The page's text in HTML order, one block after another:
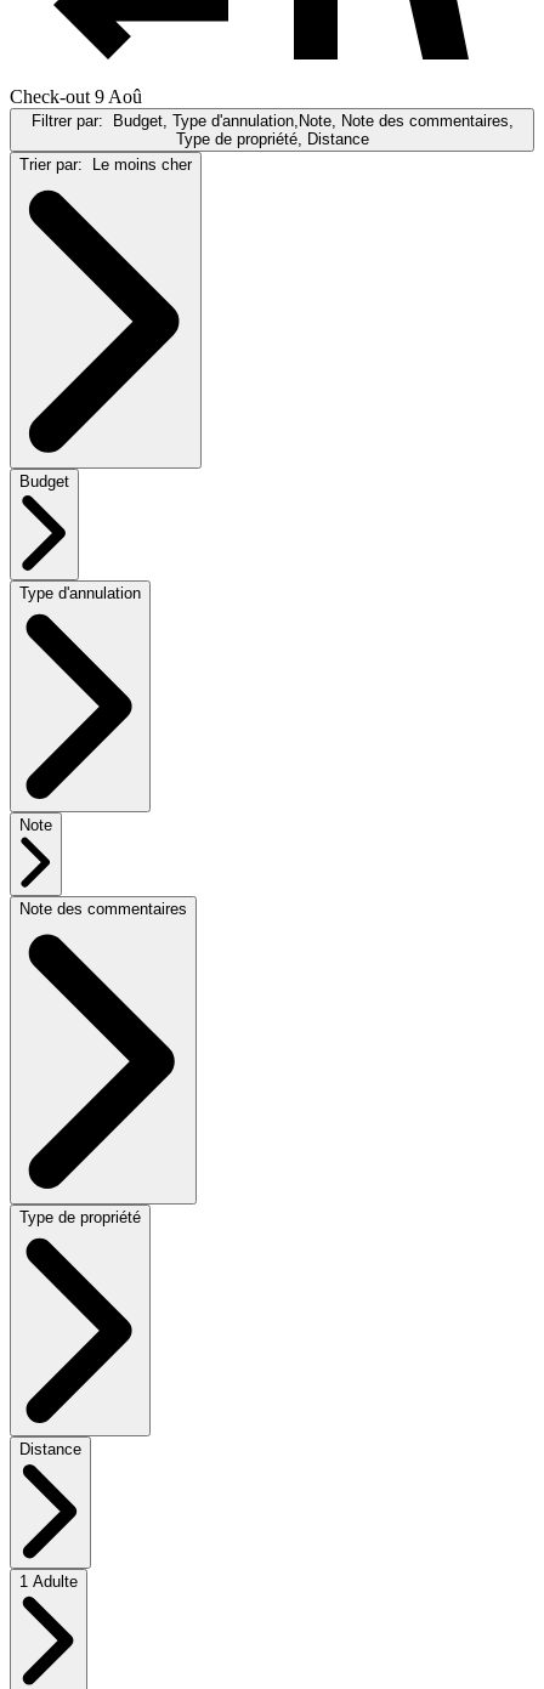
Check-out 9 Aoû
Filtrer par:
Budget, Type d'annulation,Note, Note des commentaires,
Type de propriété, Distance
Trier par:
Le moins cher
Budget
Type d'annulation
Note
Note des commentaires
Type de propriété
Distance
1 Adulte